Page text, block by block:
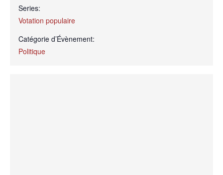
Series:
Votation populaire
Catégorie d’Évènement:
Politique